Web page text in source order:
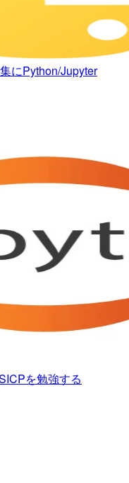
にPython/Jupyter
を勉強する